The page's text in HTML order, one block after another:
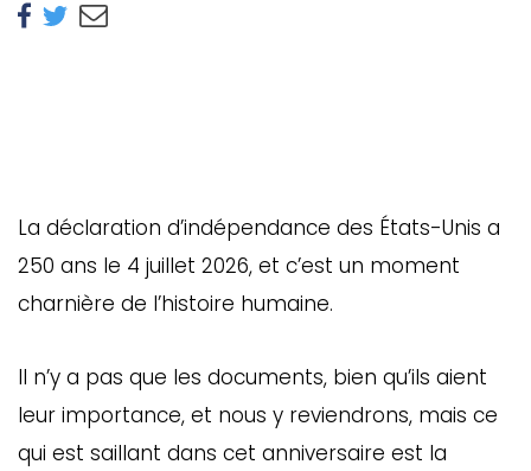
La déclaration d’indépendance des États-Unis a
250 ans le 4 juillet 2026, et c’est un moment
charnière de l’histoire humaine.
Il n’y a pas que les documents, bien qu’ils aient
leur importance, et nous y reviendrons, mais ce
qui est saillant dans cet anniversaire est la